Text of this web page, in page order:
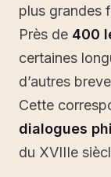
plus grandes
Près de 400
certaines
d’autres
Cette
dialogues
du XVIIIe